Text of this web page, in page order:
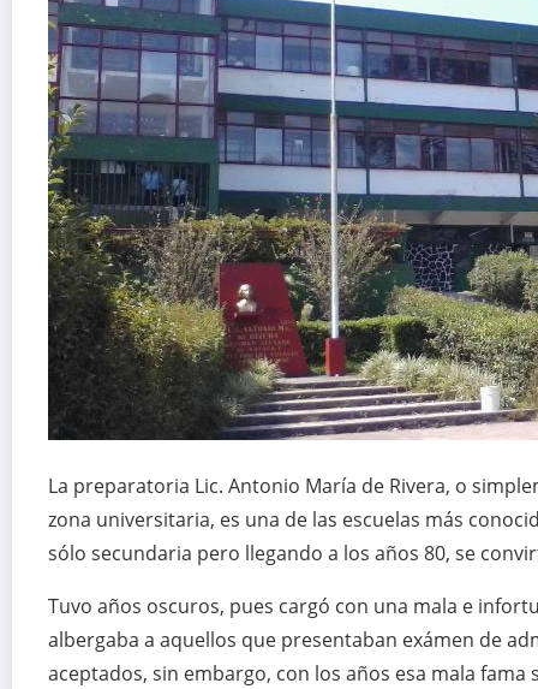
La preparatoria Lic. Antonio María de Rivera, o
zona universitaria, es una de las escuelas más
sólo secundaria pero llegando a los años 80, se
Tuvo años oscuros, pues cargó con una mala e
albergaba a aquellos que presentaban exámen de
aceptados, sin embargo, con los años esa mala fama